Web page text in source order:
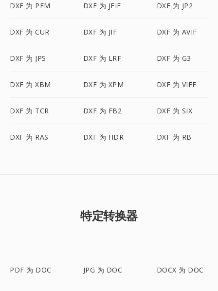
DXF 为 PFM DXF 为 JFIF DXF 为 JP2
DXF 为 CUR DXF 为 JIF DXF 为 AVIF
DXF 为 JPS DXF 为 LRF DXF 为 G3
DXF 为 XBM DXF 为 XPM DXF 为 VIFF
DXF 为 TCR DXF 为 FB2 DXF 为 SIX
DXF 为 RAS DXF 为 HDR DXF 为 RB
特定转换器
PDF 为 DOC JPG 为 DOC DOCX 为 DOC